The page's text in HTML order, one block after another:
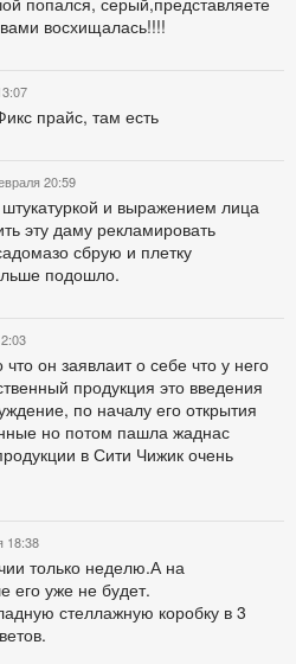
восхищалась!!!!
прайс, там есть
20:59
штукатуркой и выражением лица
эту даму рекламировать
сбрую и плетку
подошло.
он заявлаит о себе что у него
продукция это введения
по началу его открытия
но потом пашла жаднас
в Сити Чижик очень
18:38
только неделю.А на
его уже не будет.
стеллажную коробку в 3